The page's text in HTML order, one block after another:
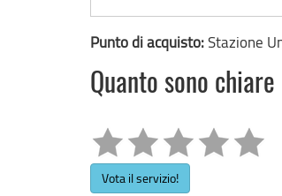
Punto di acquisto:Stazione
Quanto sono
Vota il servizio!